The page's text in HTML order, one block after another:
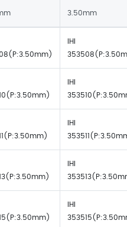
3.50mm
IHI
IHI
IHI
IHI
IHI